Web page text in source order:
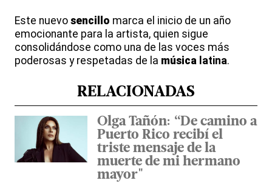
Este nuevo sencillo marca el inicio de un año
emocionante para la artista, quien sigue
consolidándose como una de las voces más
poderosas y respetadas de la música latina.
RELACIONADAS
Olga Tañón: “De camino a
Puerto Rico recibí el
triste mensaje de la
muerte de mi hermano
mayor"